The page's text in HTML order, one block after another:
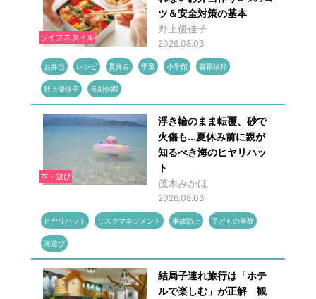
ライフスタイル
ツ＆安全対策の基本
野上優佳子
2026.08.03
お弁当 レシピ 夏休み 学童 小学館 書籍抜粋
野上優佳子 長期休暇
本・遊び
浮き輪のまま転覆、砂で
火傷も...夏休み前に親が
知るべき海のヒヤリハッ
ト
茂木みかほ
2026.08.03
ヒヤリハット リスクマネジメント 事故防止 子どもの事故
海遊び
結局子連れ旅行は「ホテ
ルで楽しむ」が正解 観